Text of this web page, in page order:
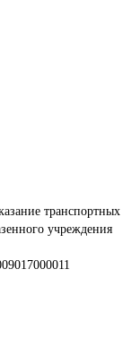
транспортных
учреждения